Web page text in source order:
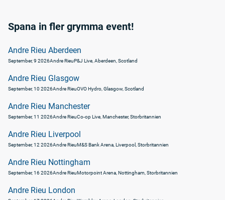
Spana in fler grymma event!
Andre Rieu Aberdeen
September, 9 2026Andre RieuP&J Live, Aberdeen, Scotland
Andre Rieu Glasgow
September, 10 2026Andre RieuOVO Hydro, Glasgow, Scotland
Andre Rieu Manchester
September, 11 2026Andre RieuCo-op Live, Manchester, Storbritannien
Andre Rieu Liverpool
September, 12 2026Andre RieuM&S Bank Arena, Liverpool, Storbritannien
Andre Rieu Nottingham
September, 16 2026Andre RieuMotorpoint Arena, Nottingham, Storbritannien
Andre Rieu London